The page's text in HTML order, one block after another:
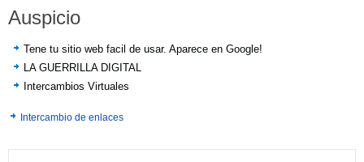
Auspicio
Tene tu sitio web facil de usar. Aparece en Google!
LA GUERRILLA DIGITAL
Intercambios Virtuales
Intercambio de enlaces